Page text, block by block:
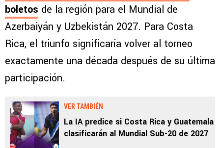
boletos de la región para el Mundial de
Azerbaiyán y Uzbekistán 2027. Para Costa
Rica, el triunfo significaría volver al torneo
exactamente una década después de su última
participación.
VER TAMBIÉN
La IA predice si Costa Rica y Guatemala
clasificarán al Mundial Sub-20 de 2027